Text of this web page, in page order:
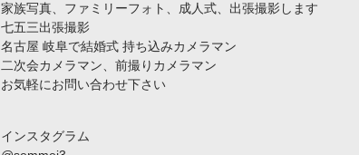
家族写真、ファミリーフォト、成人式、出張撮影します
七五三出張撮影
名古屋 岐阜で結婚式 持ち込みカメラマン
二次会カメラマン、前撮りカメラマン
お気軽にお問い合わせ下さい
インスタグラム